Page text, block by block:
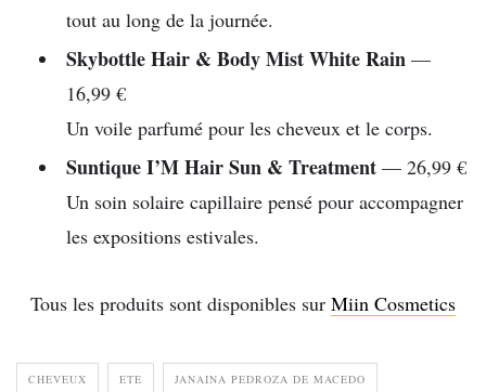
tout au long de la journée.
SkybottleHair & Body Mist White Rain —
16,99 €
Un voile parfumé pour les cheveux et le corps.
SuntiqueI’M Hair Sun & Treatment — 26,99 €
Un soin solaire capillaire pensé pour accompagner
les expositions estivales.
Tous les produits sont disponibles sur Miin Cosmetics
CHEVEUX ETE JANAINA PEDROZA DE MACEDO